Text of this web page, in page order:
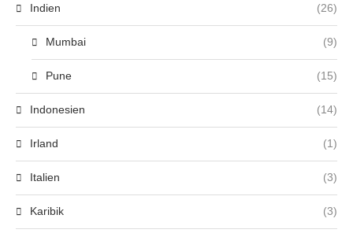
Indien (26)
Mumbai (9)
Pune (15)
Indonesien (14)
Irland (1)
Italien (3)
Karibik (3)